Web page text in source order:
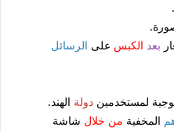
بعد الكبس على الرسائل
لمستخدمين دولة الهند.
المخفية من خلال شاشة